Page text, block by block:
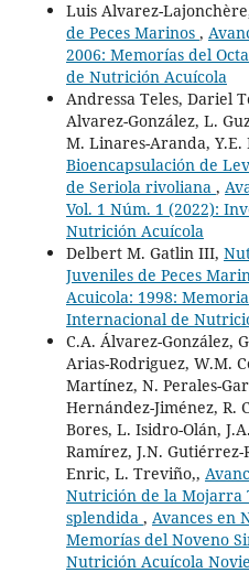
Luis Alvarez-
de Peces Marinos ,
2006: Memorías del
de Nutrición Acuícola
Andressa Teles, Dariel
Alvarez-González, L.
M. Linares-Aranda, Y.E.
Bioencapsulación de
de Seriola rivoliana ,
Vol. 1 Núm. 1 (2022):
Nutrición Acuícola
Delbert M. Gatlin III,
Juveniles de Peces
Acuicola: 1998:
Internacional de
C.A. Álvarez-González,
Arias-Rodriguez, W.M.
Martínez, N. Perales-
Hernández-Jiménez, R.
Bores, L. Isidro-Olán,
Ramírez, J.N.
Enric, L. Treviño,,
Nutrición de la Mojarra
splendida , Avances en
Memorías del Noveno
Nutrición Acuícola